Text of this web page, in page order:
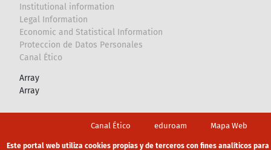
Institutional information
Legal Information
Economic and Statistical Information
Proteccion de Datos Personales
Canal Ético
Array
Array
Canal Ético eduroam Mapa Web
Política privacidad Política de cookies Aviso legal
Este portal web utiliza cookies propias y de terceros con fines analíticos para